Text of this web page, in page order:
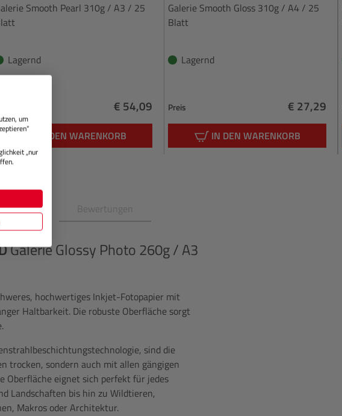
Smooth Pearl 310g / A3 / 25
Lagernd
Regulärer Preis:
€ 54,09
IN DEN WARENKORB
Galerie Smooth Gloss 310g / A4 / 25
Blatt
Lagernd
Preis
Regulärer
€ 27,29
IN DEN WARENKORB
Bewertungen
Galerie Glossy Photo 260g / A3
hochwertiges Inkjet-Fotopapier mit
Haltbarkeit. Die robuste Oberfläche sorgt
sind die
trocken, sondern auch mit allen gängigen
Oberfläche eignet sich perfekt für jedes
Landschaften bis hin zu Wildtieren,
Makros oder Architektur.
um
„nur